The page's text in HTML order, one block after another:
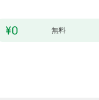
無料